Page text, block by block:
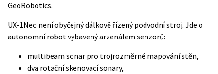
GeoRobotics.
UX-1Neo není obyčejný dálkově řízený podvodní stroj. Jde o
autonomní robot vybavený arzenálem senzorů:
multibeam sonar pro trojrozměrné mapování stěn,
dva rotační skenovací sonary,